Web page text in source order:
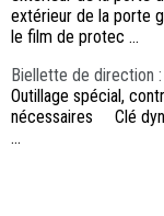
extérieur de la porte
le film de protec ...
Biellette de direction
Outillage spécial,
nécessaires Clé
...